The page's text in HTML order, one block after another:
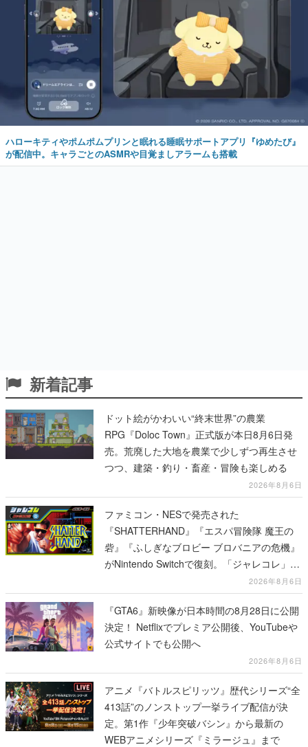
ハローキティやポムポムプリンと眠れる睡眠サポートアプリ『ゆめたび』
が配信中。キャラごとのASMRや目覚ましアラームも搭載
新着記事
ドット絵がかわいい“終末世界”の農業
RPG『Doloc Town』正式版が本日8月6日発
売。荒廃した大地を農業で少しずつ再生させ
つつ、建築・釣り・畜産・冒険も楽しめる
2026年8月6日
ファミコン・NESで発売された
『SHATTERHAND』『エスパ冒険隊 魔王の
砦』『ふしぎなブロビー ブロバニアの危機』
がNintendo Switchで復刻。「ジャレコレ」シ
2026年8月6日
『GTA6』新映像が日本時間の8月28日に公開
決定！ Netflixでプレミア公開後、YouTubeや
公式サイトでも公開へ
2026年8月6日
アニメ『バトルスピリッツ』歴代シリーズ“全
413話”のノンストップ一挙ライブ配信が決
定。第1作『少年突破バシン』から最新の
WEBアニメシリーズ『ミラージュ』まで